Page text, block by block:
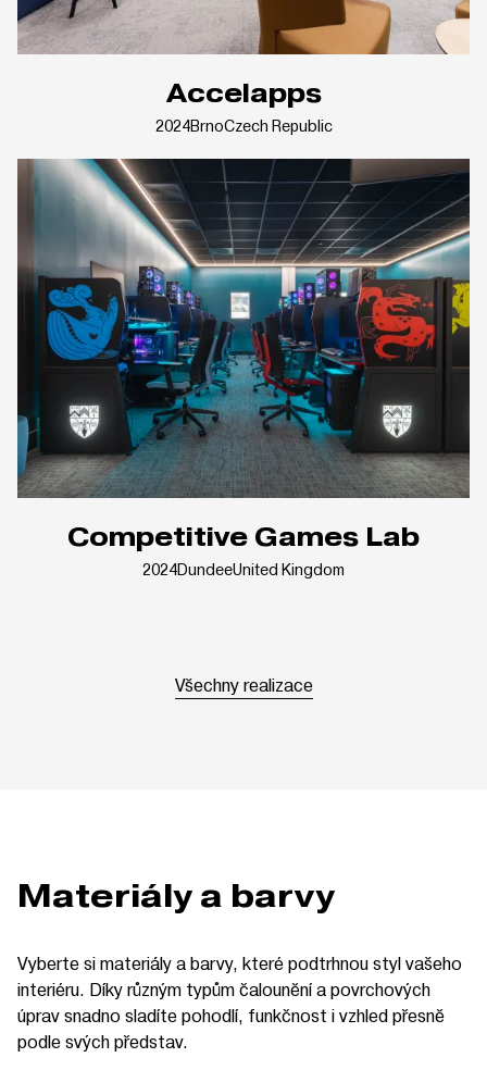
Accelapps
2024BrnoCzech Republic
Competitive Games Lab
2024DundeeUnited Kingdom
Všechny realizace
Materiály a barvy
Vyberte si materiály a barvy, které podtrhnou styl vašeho
interiéru. Díky různým typům čalounění a povrchových
úprav snadno sladíte pohodlí, funkčnost i vzhled přesně
podle svých představ.